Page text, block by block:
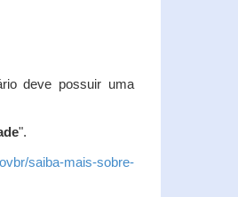
deve possuir uma
".
saiba-mais-sobre-